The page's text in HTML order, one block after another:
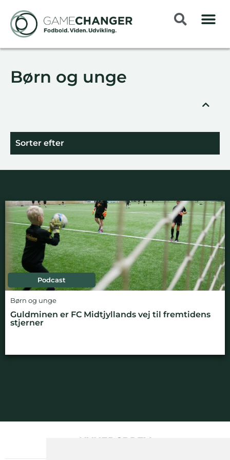
Børn og unge
Sorter efter
Podcast
Børn og unge
Guldminen er FC Midtjyllands vej til fremtidens
stjerner
NYHEDSBREV